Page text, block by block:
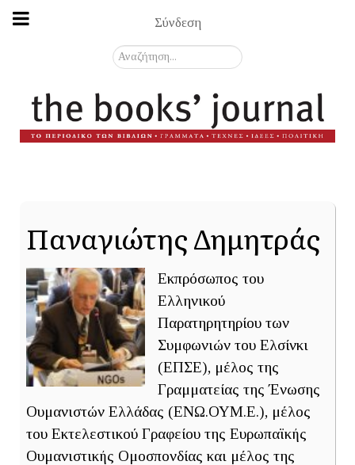
Σύνδεση
Αναζήτηση...
Παναγιώτης Δημητράς
Εκπρόσωπος του
Ελληνικού
Παρατηρητηρίου των
Συμφωνιών του Ελσίνκι
(ΕΠΣΕ), μέλος της
Γραμματείας της Ένωσης
Ουμανιστών Ελλάδας (ΕΝΩ.ΟΥΜ.Ε.), μέλος
του Εκτελεστικού Γραφείου της Ευρωπαϊκής
Ουμανιστικής Ομοσπονδίας και μέλος της